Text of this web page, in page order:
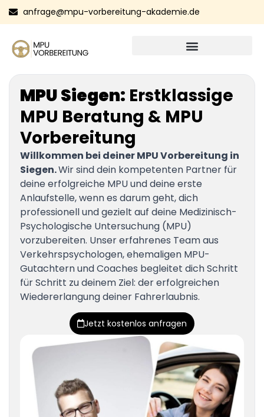
anfrage@mpu-vorbereitung-akademie.de
MPU Siegen: Erstklassige
MPU Beratung & MPU
Vorbereitung
Willkommen bei deiner MPU Vorbereitung in
Siegen.Wir sind dein kompetenten Partner für
deine erfolgreiche MPU und deine erste
Anlaufstelle, wenn es darum geht, dich
professionell und gezielt auf deine Medizinisch-
Psychologische Untersuchung (MPU)
vorzubereiten. Unser erfahrenes Team aus
Verkehrspsychologen, ehemaligen MPU-
Gutachtern und Coaches begleitet dich Schritt
für Schritt zu deinem Ziel: der erfolgreichen
Wiedererlangung deiner Fahrerlaubnis.
Jetzt kostenlos anfragen